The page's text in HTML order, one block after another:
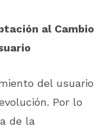
al Cambio
del usuario
Por lo
de la